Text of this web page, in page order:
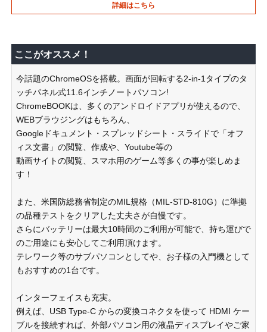
詳細はこちら
ここがオススメ！
今話題のChromeOSを搭載。画面が回転する2-in-1タイプのタ
ッチパネル式11.6インチノートパソコン!
ChromeBOOKは、多くのアンドロイドアプリが使えるので、
WEBブラウジングはもちろん、
Googleドキュメント・スプレッドシート・スライドで「オフ
ィス文書」の閲覧、作成や、Youtube等の
動画サイトの閲覧、スマホ用のゲーム等多くの事が楽しめま
す！
また、米国防総務省制定のMIL規格（MIL-STD-810G）に準拠
の品種テストをクリアした丈夫さが自慢です。
さらにバッテリーは最大10時間のご利用が可能で、持ち運びで
のご用途にも安心してご利用頂けます。
テレワーク等のサブパソコンとしてや、お子様の入門機として
もおすすめの1台です。
インターフェイスも充実。
例えば、USB Type-C からの変換コネクタを使って HDMI ケー
ブルを接続すれば、外部パソコン用の液晶ディスプレイやご家